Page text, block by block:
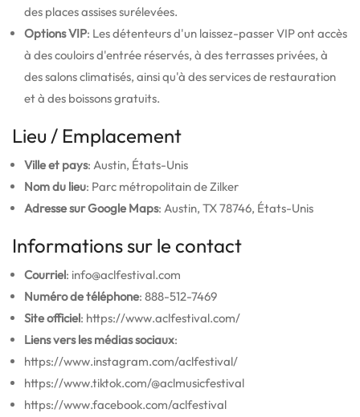
des places assises surélevées.
Options VIP: Les détenteurs d'un laissez-passer VIP ont accès
à des couloirs d'entrée réservés, à des terrasses privées, à
des salons climatisés, ainsi qu'à des services de restauration
et à des boissons gratuits.
Lieu / Emplacement
Ville et pays: Austin, États-Unis
Nom du lieu: Parc métropolitain de Zilker
Adresse sur Google Maps: Austin, TX 78746, États-Unis
Informations sur le contact
Courriel: info@aclfestival.com
Numéro de téléphone: 888-512-7469
Site officiel: https://www.aclfestival.com/
Liens vers les médias sociaux:
https://www.instagram.com/aclfestival/
https://www.tiktok.com/@aclmusicfestival
https://www.facebook.com/aclfestival